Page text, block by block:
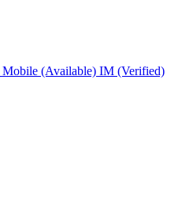
Mobile (Available) IM (Verified)